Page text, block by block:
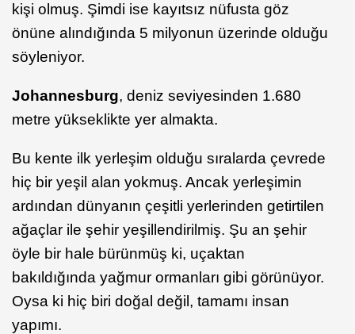
kişi olmuş. Şimdi ise kayıtsız nüfusta göz
önüne alındığında 5 milyonun üzerinde olduğu
söyleniyor.
Johannesburg, deniz seviyesinden 1.680
metre yükseklikte yer almakta.
Bu kente ilk yerleşim olduğu sıralarda çevrede
hiç bir yeşil alan yokmuş. Ancak yerleşimin
ardından dünyanın çeşitli yerlerinden getirtilen
ağaçlar ile şehir yeşillendirilmiş. Şu an şehir
öyle bir hale bürünmüş ki, uçaktan
bakıldığında yağmur ormanları gibi görünüyor.
Oysa ki hiç biri doğal değil, tamamı insan
yapımı.